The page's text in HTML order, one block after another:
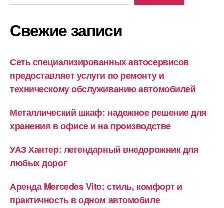
Свежие записи
Сеть специализированных автосервисов
предоставляет услуги по ремонту и
техническому обслуживанию автомобилей
Металлический шкаф: надежное решение для
хранения в офисе и на производстве
УАЗ Хантер: легендарный внедорожник для
любых дорог
Аренда Mercedes Vito: стиль, комфорт и
практичность в одном автомобиле